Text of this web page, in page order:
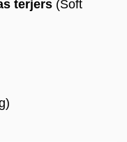
terjers (Soft